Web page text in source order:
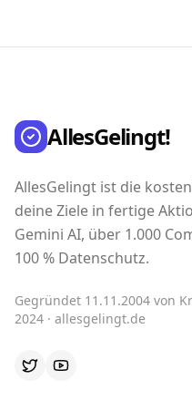
AllesGelingt!
AllesGelingt ist die
deine Ziele in fertige
Gemini AI, über 1.000
100 % Datenschutz.
Gegründet 11.11.2004 von
2024 · allesgelingt.de